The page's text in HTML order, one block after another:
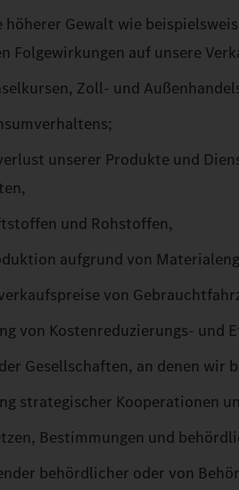
höherer Gewalt wie
Folgewirkungen auf unsere
Zoll- und
unserer Produkte und
und Rohstoffen,
aufgrund von
von
von Kostenreduzierungs- und
Gesellschaften, an denen wir
strategischer Kooperationen
Bestimmungen und
behördlicher oder von